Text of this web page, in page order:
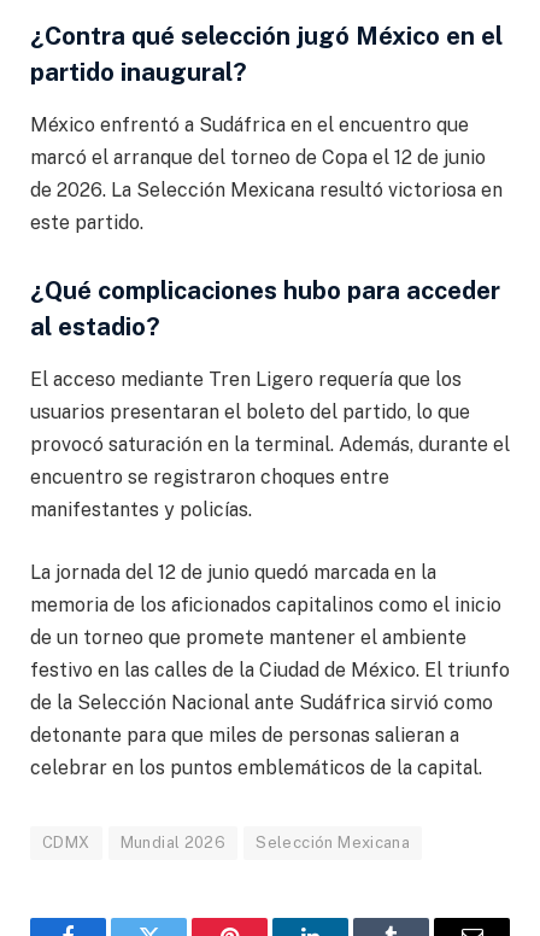
¿Contra qué selección jugó México en el
partido inaugural?
México enfrentó a Sudáfrica en el encuentro que
marcó el arranque del torneo de Copa el 12 de junio
de 2026. La Selección Mexicana resultó victoriosa en
este partido.
¿Qué complicaciones hubo para acceder
al estadio?
El acceso mediante Tren Ligero requería que los
usuarios presentaran el boleto del partido, lo que
provocó saturación en la terminal. Además, durante el
encuentro se registraron choques entre
manifestantes y policías.
La jornada del 12 de junio quedó marcada en la
memoria de los aficionados capitalinos como el inicio
de un torneo que promete mantener el ambiente
festivo en las calles de la Ciudad de México. El triunfo
de la Selección Nacional ante Sudáfrica sirvió como
detonante para que miles de personas salieran a
celebrar en los puntos emblemáticos de la capital.
CDMX Mundial 2026 Selección Mexicana